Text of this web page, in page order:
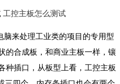
工控主板怎么测试
来处理工业类的项目的专用型
的合成板，和商业主板一样，镶
种插口，从板型上看，工控主板